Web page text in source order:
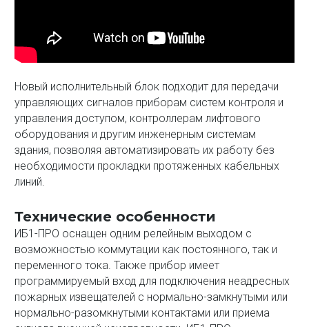
Новый исполнительный блок подходит для передачи
управляющих сигналов приборам систем контроля и
управления доступом, контроллерам лифтового
оборудования и другим инженерным системам
здания, позволяя автоматизировать их работу без
необходимости прокладки протяженных кабельных
линий.
Технические особенности
ИБ1-ПРО оснащен одним релейным выходом с
возможностью коммутации как постоянного, так и
переменного тока. Также прибор имеет
программируемый вход для подключения неадресных
пожарных извещателей с нормально-замкнутыми или
нормально-разомкнутыми контактами или приема